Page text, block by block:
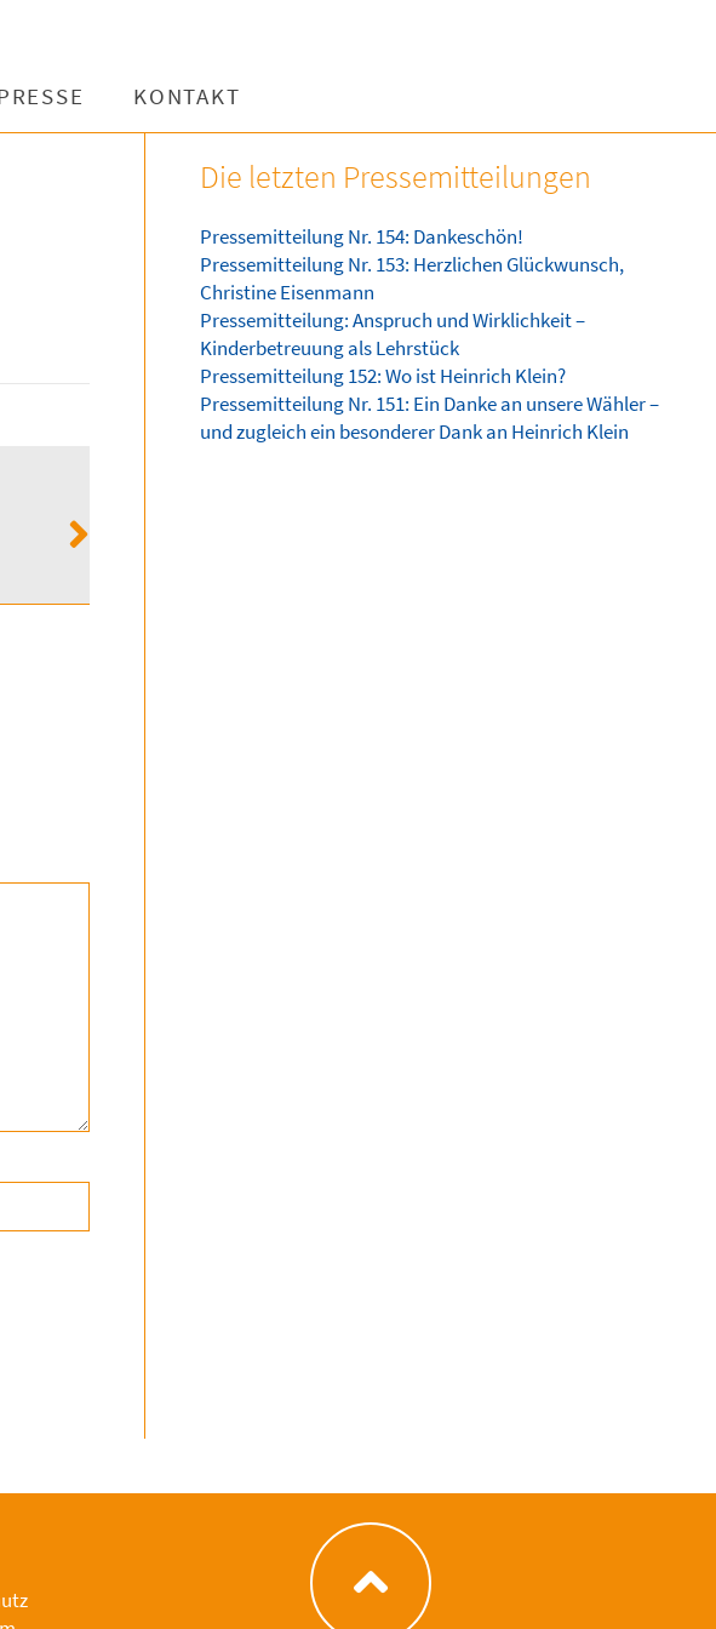
KONTAKT
Die letzten Pressemitteilungen
Pressemitteilung Nr. 154: Dankeschön!
Pressemitteilung Nr. 153: Herzlichen Glückwunsch,
Christine Eisenmann
Pressemitteilung: Anspruch und Wirklichkeit –
Kinderbetreuung als Lehrstück
Pressemitteilung 152: Wo ist Heinrich Klein?
Pressemitteilung Nr. 151: Ein Danke an unsere Wähler –
und zugleich ein besonderer Dank an Heinrich Klein